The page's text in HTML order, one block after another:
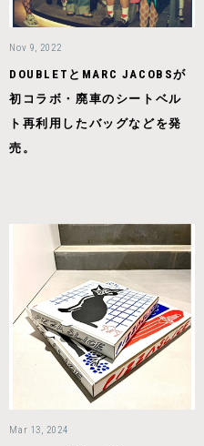
Nov 9, 2022
DOUBLETとMARC JACOBSが
初コラボ・廃車のシートベル
ト再利用したバッグなどを発
売。
Mar 13, 2024